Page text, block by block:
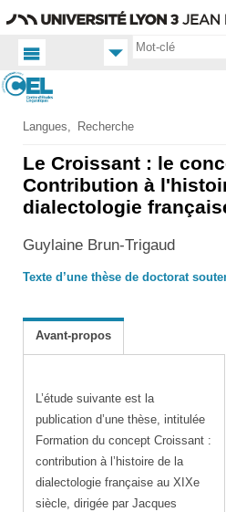
Accueil FR
Productions
scientifiques
Ouvrages
Ouvrages
Langues Recherche
Le Croissant : le
Contribution à
dialectologie
Guylaine Brun-Trigaud
Texte d’une thèse de doctorat
Avant-propos
L’étude suivante est la
publication d’une thèse, intitulée
Formation du concept Croissant :
contribution à l’histoire de la
dialectologie française au XIXe
siècle, dirigée par Jacques